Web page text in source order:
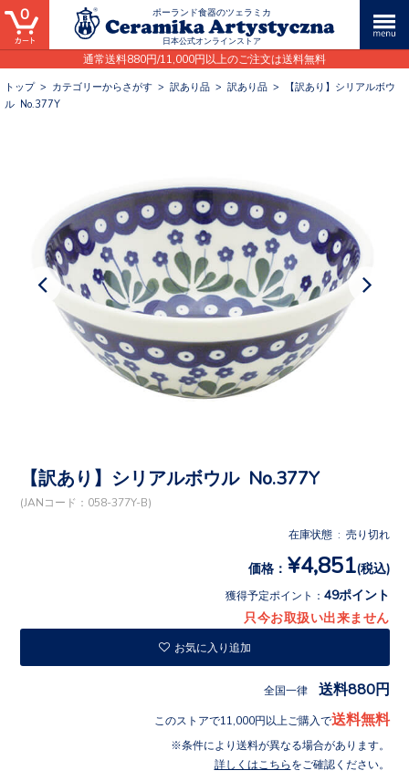
ポーランド食器のツェラミカ
日本公式オンラインストア
通常送料880円/11,000円以上のご注文は送料無料
0
トップ> カテゴリーからさがす > 訳あり品 > 訳あり品 >
【訳あり】シリアルボウ
ル No.377Y
【訳あり】シリアルボウル No.377Y
(JANコード：058-377Y-B)
在庫状態 : 売り切れ
価格： ¥4,851 (税込)
獲得予定ポイント： 49ポイント
只今お取扱い出来ません
お気に入り追加
全国一律 送料880円
このストアで11,000円以上ご購入で送料無料
条件により送料が異なる場合があります。
詳しくはこちら をご確認ください。